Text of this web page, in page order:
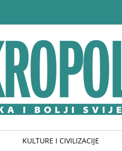
KULTURE I CIVILIZACIJE